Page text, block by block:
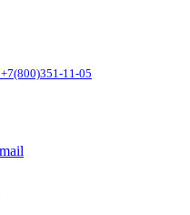
+7(800)351-11-05